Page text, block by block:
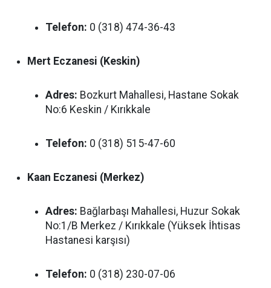
Telefon: 0 (318) 474-36-43
Mert Eczanesi (Keskin)
Adres: Bozkurt Mahallesi, Hastane Sokak
No:6 Keskin / Kırıkkale
Telefon: 0 (318) 515-47-60
Kaan Eczanesi (Merkez)
Adres: Bağlarbaşı Mahallesi, Huzur Sokak
No:1/B Merkez / Kırıkkale (Yüksek İhtisas
Hastanesi karşısı)
Telefon: 0 (318) 230-07-06